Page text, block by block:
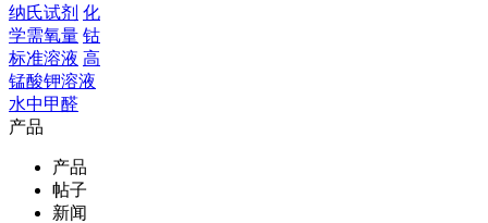
纳氏试剂 化
学需氧量 钴
标准溶液 高
锰酸钾溶液
水中甲醛
产品
产品
帖子
新闻